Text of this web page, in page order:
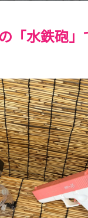
「水鉄砲」